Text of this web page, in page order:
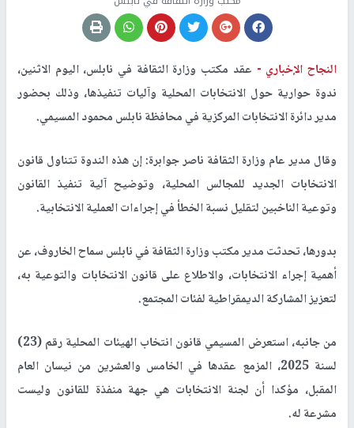
النجاح الإخباري - عقد مكتب وزارة الثقافة في نابلس، اليوم الاثنين،
ندوة حوارية حول الانتخابات المحلية وآليات تنفيذها، وذلك بحضور
مدير دائرة الانتخابات المركزية في محافظة نابلس محمود المسيمي.
وقال مدير عام وزارة الثقافة ناصر جوابرة: إن هذه الندوة تتناول قانون
الانتخابات الجديد للمجالس المحلية، وتوضيح آلية تنفيذ القانون
وتوعية الناخبين لتقليل نسبة الخطأ في إجراءات العملية الانتخابية.
بدورها، تحدثت مدير مكتب وزارة الثقافة في نابلس سماح الخاروف، عن
أهمية إجراء الانتخابات، والاطلاع على قانون الانتخابات والتوعية به،
لتعزيز المشاركة الديمقراطية لفئات المجتمع.
من جانبه، استعرض المسيمي قانون انتخاب الهيئات المحلية رقم (23)
لسنة 2025، المزمع عقدها في الخامس والعشرين من نيسان العام
المقبل، مؤكدا أن لجنة الانتخابات هي جهة منفذة للقانون وليست
مشرعة له.